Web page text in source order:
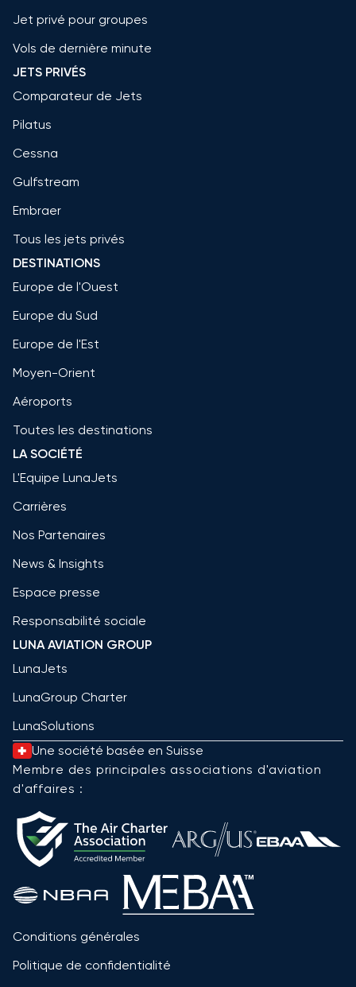
Jet privé pour groupes
Vols de dernière minute
JETS PRIVÉS
Comparateur de Jets
Pilatus
Cessna
Gulfstream
Embraer
Tous les jets privés
DESTINATIONS
Europe de l'Ouest
Europe du Sud
Europe de l'Est
Moyen-Orient
Aéroports
Toutes les destinations
LA SOCIÉTÉ
L'Equipe LunaJets
Carrières
Nos Partenaires
News & Insights
Espace presse
Responsabilité sociale
LUNA AVIATION GROUP
LunaJets
LunaGroup Charter
LunaSolutions
Une société basée en Suisse
Membre des principales associations d'aviation
d'affaires :
Conditions générales
Politique de confidentialité